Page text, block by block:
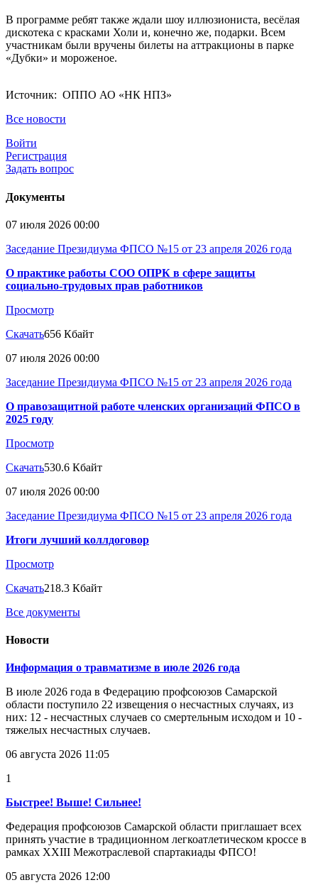
В программе ребят также ждали шоу иллюзиониста, весёлая
дискотека с красками Холи и, конечно же, подарки. Всем
участникам были вручены билеты на аттракционы в парке
«Дубки» и мороженое.
Источник: ОППО АО «НК НПЗ»
Все новости
Войти
Регистрация
Задать вопрос
Документы
07 июля 2026 00:00
Заседание Президиума ФПСО №15 от 23 апреля 2026 года
О практике работы СОО ОПРК в сфере защиты
социально-трудовых прав работников
Просмотр
Скачать656 Кбайт
07 июля 2026 00:00
Заседание Президиума ФПСО №15 от 23 апреля 2026 года
О правозащитной работе членских организаций ФПСО в
2025 году
Просмотр
Скачать530.6 Кбайт
07 июля 2026 00:00
Заседание Президиума ФПСО №15 от 23 апреля 2026 года
Итоги лучший коллдоговор
Просмотр
Скачать218.3 Кбайт
Все документы
Новости
Информация о травматизме в июле 2026 года
В июле 2026 года в Федерацию профсоюзов Самарской
области поступило 22 извещения о несчастных случаях, из
них: 12 - несчастных случаев со смертельным исходом и 10 -
тяжелых несчастных случаев.
06 августа 2026 11:05
1
Быстрее! Выше! Сильнее!
Федерация профсоюзов Самарской области приглашает всех
принять участие в традиционном легкоатлетическом кроссе в
рамках XXIII Межотраслевой спартакиады ФПСО!
05 августа 2026 12:00